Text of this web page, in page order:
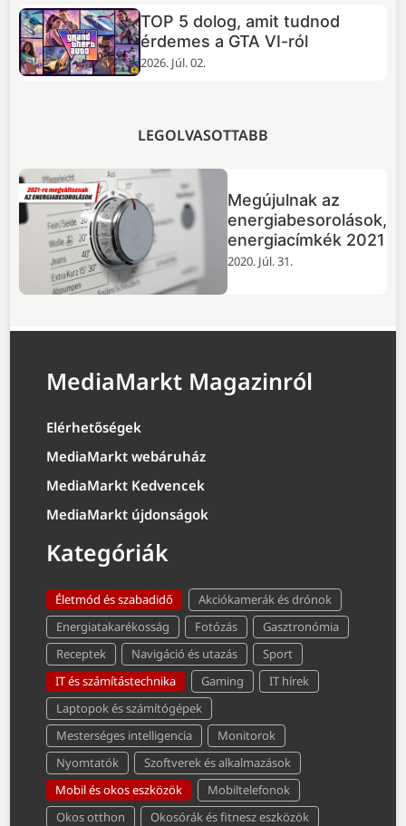
TOP 5 dolog, amit tudnod
érdemes a GTA VI-ról
2026. Júl. 02.
LEGOLVASOTTABB
Megújulnak az
energiabesorolások,
energiacímkék 2021
2020. Júl. 31.
MediaMarkt Magazinról
Elérhetőségek
MediaMarkt webáruház
MediaMarkt Kedvencek
MediaMarkt újdonságok
Kategóriák
Életmód és szabadidő
Akciókamerák és drónok
Energiatakarékosság
Fotózás
Gasztronómia
Receptek
Navigáció és utazás
Sport
IT és számítástechnika
Gaming
IT hírek
Laptopok és számítógépek
Mesterséges intelligencia
Monitorok
Nyomtatók
Szoftverek és alkalmazások
Mobil és okos eszközök
Mobiltelefonok
Okos otthon
Okosórák és fitnesz eszközök